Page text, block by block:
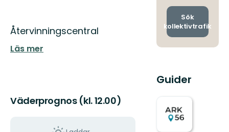
Beskrivning
Återvinningscentral
Läs mer
Väderprognos (kl. 12.00)
och
Sök
kollektivtrafik
Guider